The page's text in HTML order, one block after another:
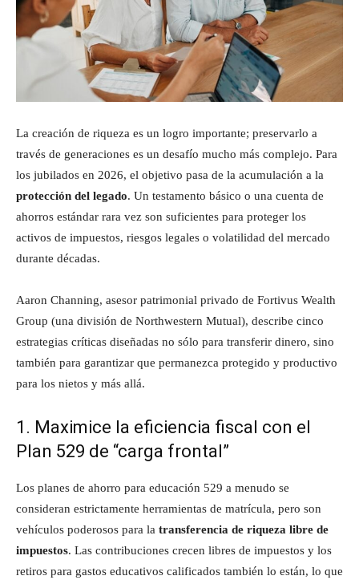
La creación de riqueza es un logro importante; preservarlo a
través de generaciones es un desafío mucho más complejo. Para
los jubilados en 2026, el objetivo pasa de la acumulación a la
protección del legado. Un testamento básico o una cuenta de
ahorros estándar rara vez son suficientes para proteger los
activos de impuestos, riesgos legales o volatilidad del mercado
durante décadas.
Aaron Channing, asesor patrimonial privado de Fortivus Wealth
Group (una división de Northwestern Mutual), describe cinco
estrategias críticas diseñadas no sólo para transferir dinero, sino
también para garantizar que permanezca protegido y productivo
para los nietos y más allá.
1. Maximice la eficiencia fiscal con el
Plan 529 de “carga frontal”
Los planes de ahorro para educación 529 a menudo se
consideran estrictamente herramientas de matrícula, pero son
vehículos poderosos para la transferencia de riqueza libre de
impuestos. Las contribuciones crecen libres de impuestos y los
retiros para gastos educativos calificados también lo están, lo que